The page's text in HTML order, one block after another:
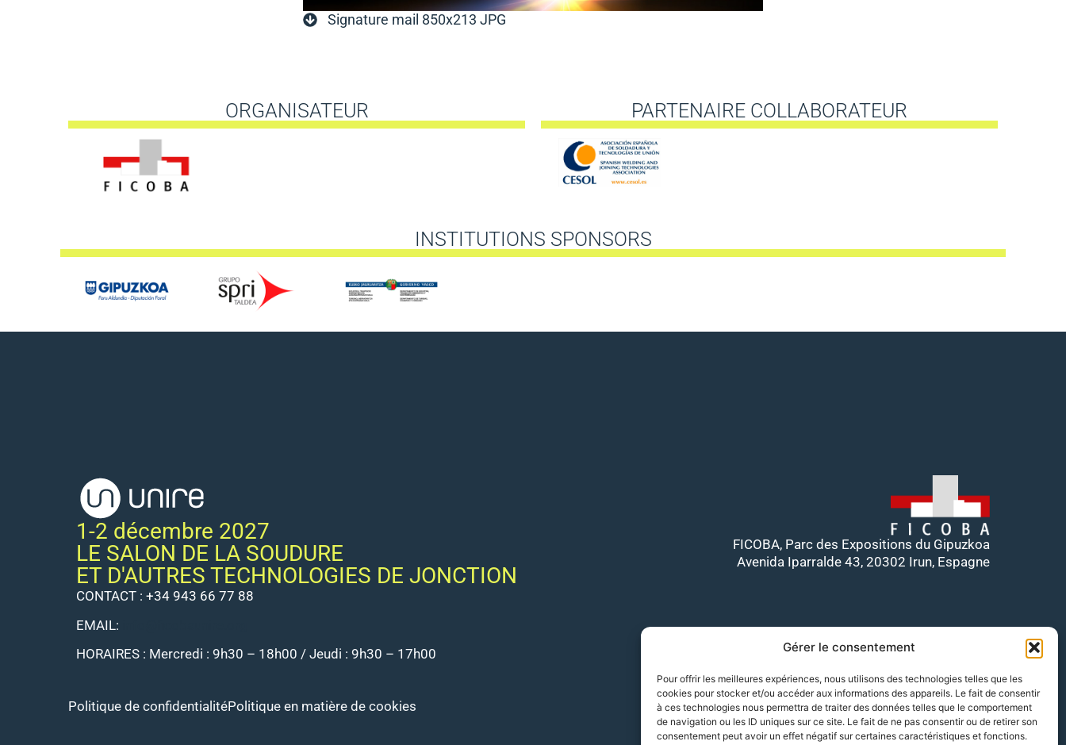
Gérer le consentement
Pour offrir les meilleures expériences, nous utilisons des technologies telles que les
cookies pour stocker et/ou accéder aux informations des appareils. Le fait de consentir
à ces technologies nous permettra de traiter des données telles que le comportement
de navigation ou les ID uniques sur ce site. Le fait de ne pas consentir ou de retirer son
consentement peut avoir un effet négatif sur certaines caractéristiques et fonctions.
Signature mail 850x213 JPG
ORGANISATEUR PARTENAIRE COLLABORATEUR
INSTITUTIONS SPONSORS
1-2 décembre 2027
LE SALON DE LA SOUDURE
ET D'AUTRES TECHNOLOGIES DE JONCTION
CONTACT :+34 943 66 77 88
EMAIL:
HORAIRES : Mercredi : 9h30 – 18h00 / Jeudi : 9h30 – 17h00
FICOBA, Parc des Expositions du Gipuzkoa
Avenida Iparralde 43, 20302 Irun, Espagne
Politique de confidentialitéPolitique en matière de cookies